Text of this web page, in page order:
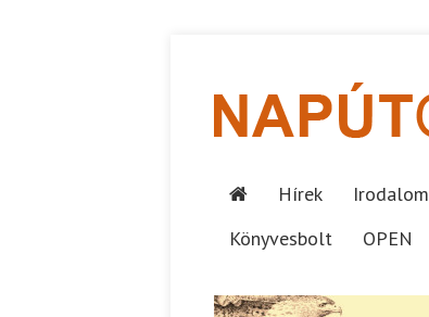
Hírek Irodalom
Könyvesbolt
OPEN